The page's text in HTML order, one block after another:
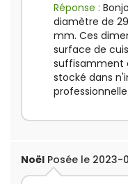
Réponse :
diamètre de
mm. Ces
surface de
suffisamment
stocké dans
Noël Posée le 2023-